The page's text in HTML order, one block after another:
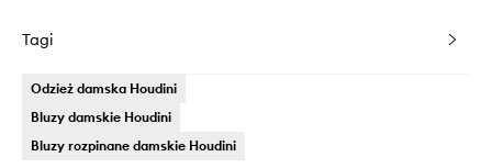
Tagi
Odzież damska Houdini
Bluzy damskie Houdini
Bluzy rozpinane damskie Houdini